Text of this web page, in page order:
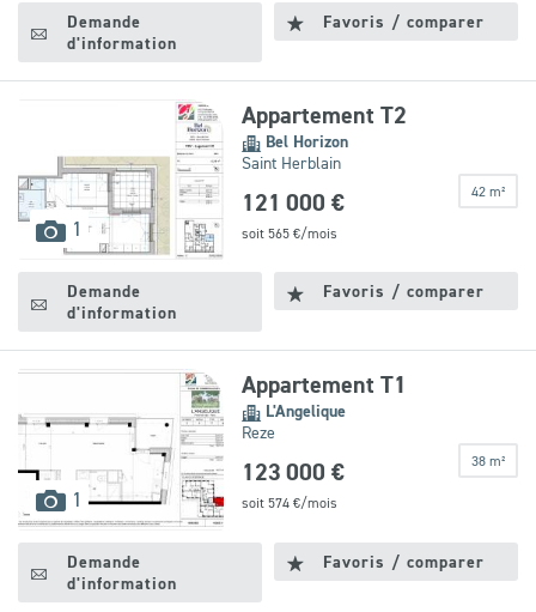
Demande
d'information
Favoris / comparer
1 images
disponibles
Appartement T2
Bel Horizon
Saint Herblain
42 m²
121 000 €
soit 565€/mois
Demande
d'information
Favoris / comparer
1 images
disponibles
Appartement T1
L'Angelique
Reze
38 m²
123 000 €
soit 574€/mois
Demande
d'information
Favoris / comparer